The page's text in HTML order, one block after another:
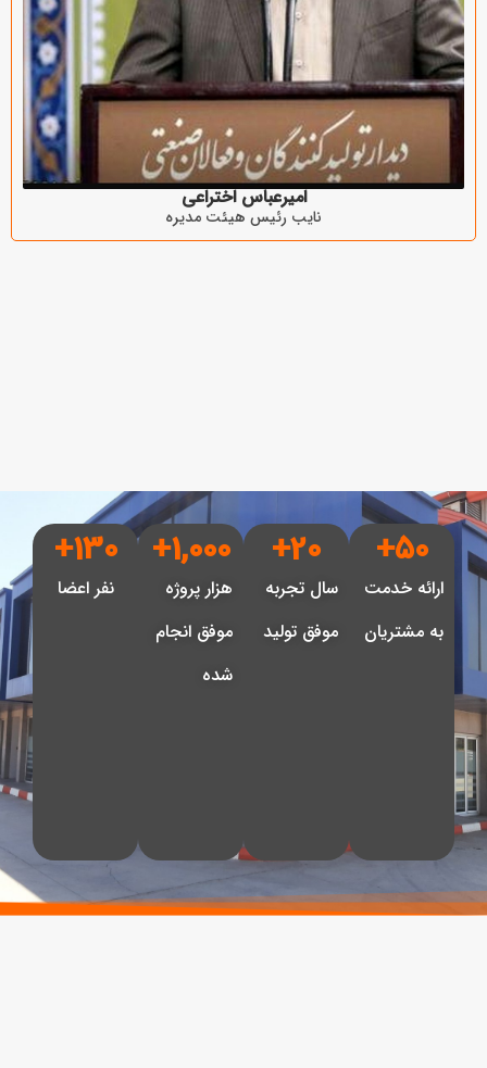
امیرعباس اختراعی
نایب رئیس هیئت مدیره
نفر اعضا
130
+
هزار پروژه
موفق انجام
شده
1,000
+
سال تجربه
موفق تولید
20
+
ارائه خدمت
به مشتریان
50
+